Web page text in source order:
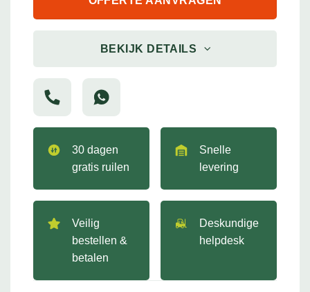
BEKIJK DETAILS
30 dagen
gratis ruilen
Snelle
levering
Veilig
bestellen &
betalen
Deskundige
helpdesk